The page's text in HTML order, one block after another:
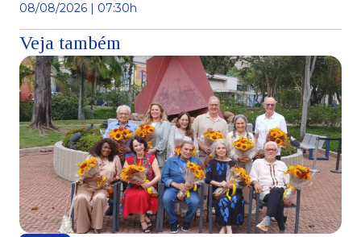
08/08/2026 | 07:30h
Veja também